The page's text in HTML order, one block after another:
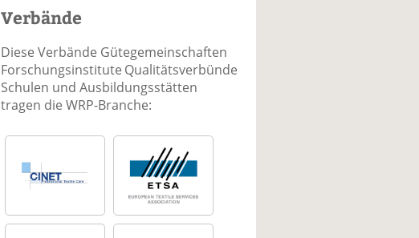
Verbände
Diese Verbände Gütegemeinschaften
Forschungsinstitute Qualitätsverbünde
Schulen und Ausbildungsstätten
tragen die WRP-Branche: